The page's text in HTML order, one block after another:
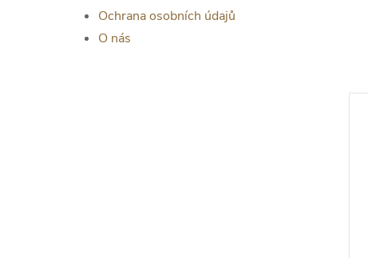
Ochrana osobních údajů
O nás